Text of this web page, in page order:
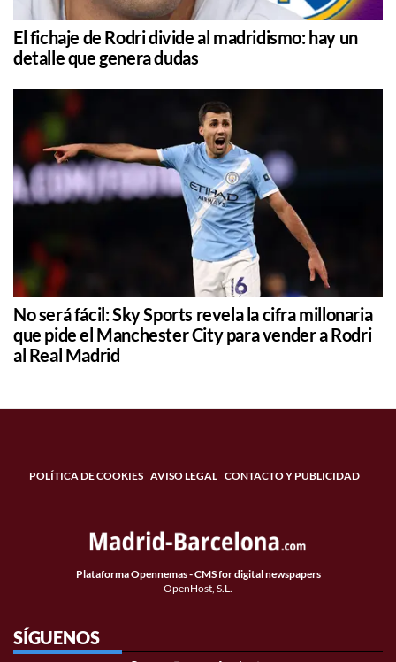
El fichaje de Rodri divide al madridismo: hay un
detalle que genera dudas
No será fácil: Sky Sports revela la cifra millonaria
que pide el Manchester City para vender a Rodri
al Real Madrid
POLÍTICA DE COOKIES AVISO LEGAL CONTACTO Y PUBLICIDAD
Plataforma Opennemas - CMS for digital newspapers
OpenHost, S.L.
SÍGUENOS